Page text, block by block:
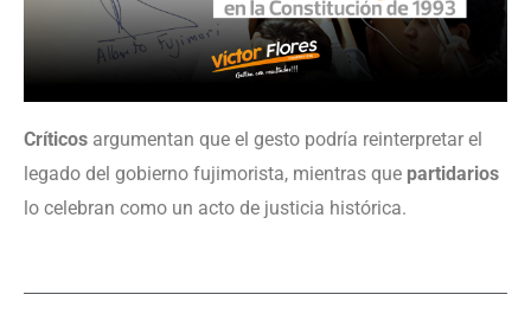
Críticos argumentan que el gesto podría reinterpretar el
legado del gobierno fujimorista, mientras que partidarios
lo celebran como un acto de justicia histórica.